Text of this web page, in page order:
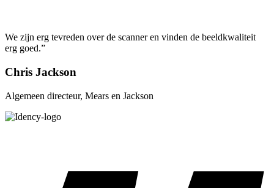
We zijn erg tevreden over de scanner en vinden de beeldkwaliteit
erg goed.”
Chris Jackson
Algemeen directeur, Mears en Jackson